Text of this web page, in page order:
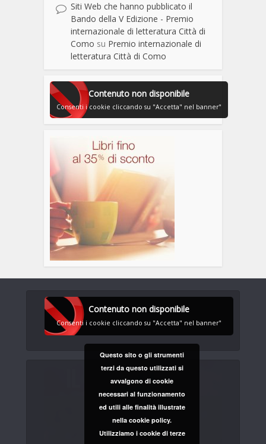
Siti Web che hanno pubblicato il
Bando della V Edizione - Premio
internazionale di letteratura Città di
Como su Premio internazionale di
letteratura Città di Como
Contenuto non disponibile
Consenti i cookie cliccando su "Accetta" nel banner"
Contenuto non disponibile
Consenti i cookie cliccando su "Accetta" nel banner"
Questo sito o gli strumenti
terzi da questo utilizzati si
avvalgono di cookie
necessari al funzionamento
ed utili alle finalità illustrate
nella cookie policy.
Utilizziamo i cookie di terze